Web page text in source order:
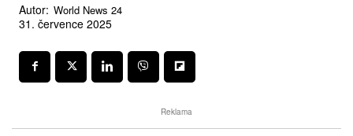
Autor: World News 24
31. července 2025
Reklama